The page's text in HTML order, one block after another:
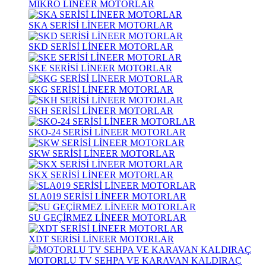
MİKRO LİNEER MOTORLAR
SKA SERİSİ LİNEER MOTORLAR
SKD SERİSİ LİNEER MOTORLAR
SKE SERİSİ LİNEER MOTORLAR
SKG SERİSİ LİNEER MOTORLAR
SKH SERİSİ LİNEER MOTORLAR
SKO-24 SERİSİ LİNEER MOTORLAR
SKW SERİSİ LİNEER MOTORLAR
SKX SERİSİ LİNEER MOTORLAR
SLA019 SERİSİ LİNEER MOTORLAR
SU GEÇİRMEZ LİNEER MOTORLAR
XDT SERİSİ LİNEER MOTORLAR
MOTORLU TV SEHPA VE KARAVAN KALDIRAÇ